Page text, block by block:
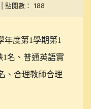
閱數： 188
年度第1學期第1
1名、普通英語實
、合理教師合理